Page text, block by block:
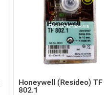
Honeywell (Resideo) TF
802.1